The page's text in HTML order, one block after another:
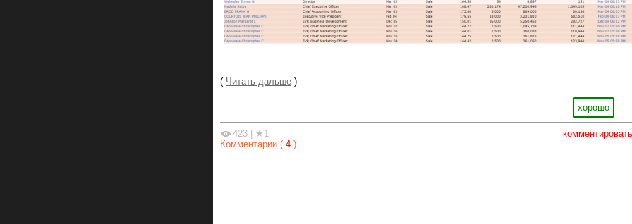
( Читать дальше )
хорошо
комментировать
423
★1
Комментарии ( 4 )